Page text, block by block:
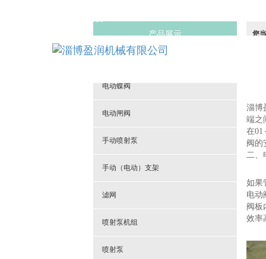
13581015658
您
淄博
端之
在01
阀的
二、
如果
电动
阀板
效率
产品展示
电动蝶阀
电动闸阀
手动喷射泵
手动（电动）支架
滤网
喷射泵机组
喷射泵